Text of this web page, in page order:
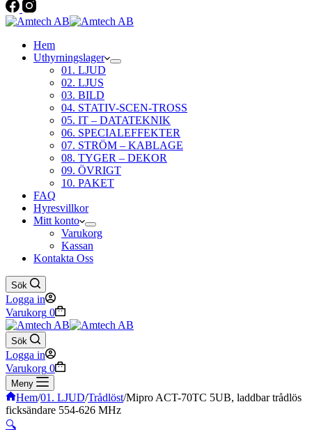
Hem
Uthyrningslager
01. LJUD
02. LJUS
03. BILD
04. STATIV-SCEN-TROSS
05. IT – DATATEKNIK
06. SPECIALEFFEKTER
07. STRÖM – KABLAGE
08. TYGER – DEKOR
09. ÖVRIGT
10. PAKET
FAQ
Hyresvillkor
Mitt konto
Varukorg
Kassan
Kontakta Oss
Sök
Logga in
Varukorg 0
Sök
Logga in
Varukorg 0
Meny
Hem/01. LJUD/Trådlöst/Mipro ACT-70TC 5UB, laddbar trådlös
ficksändare 554-626 MHz
🔍